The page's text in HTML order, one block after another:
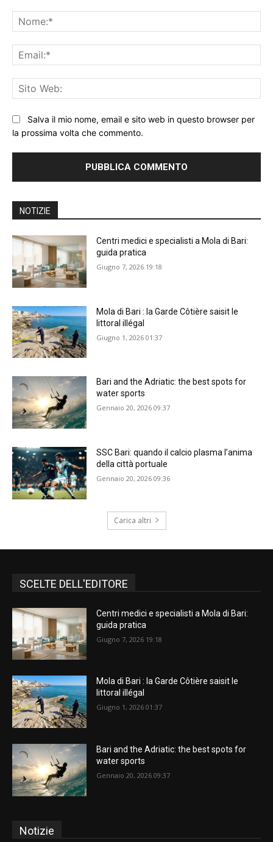
Salva il mio nome, email e sito web in questo browser per
la prossima volta che commento.
NOTIZIE
Centri medici e specialisti a Mola di Bari:
guida pratica
Giugno 7, 2026 19:18
Mola di Bari : la Garde Côtière saisit le
littoral illégal
Giugno 1, 2026 01:37
Bari and the Adriatic: the best spots for
water sports
Gennaio 20, 2026 09:37
SSC Bari: quando il calcio plasma l’anima
della città portuale
Gennaio 20, 2026 09:36
Carica altri
SCELTE DELL'EDITORE
Centri medici e specialisti a Mola di Bari:
guida pratica
Giugno 7, 2026 19:18
Mola di Bari : la Garde Côtière saisit le
littoral illégal
Giugno 1, 2026 01:37
Bari and the Adriatic: the best spots for
water sports
Gennaio 20, 2026 09:37
Notizie